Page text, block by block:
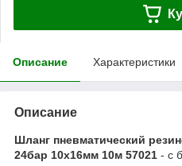
Описание Характеристики
Описание
Шланг пневматический
24бар 10x16мм 10м 57021 - с